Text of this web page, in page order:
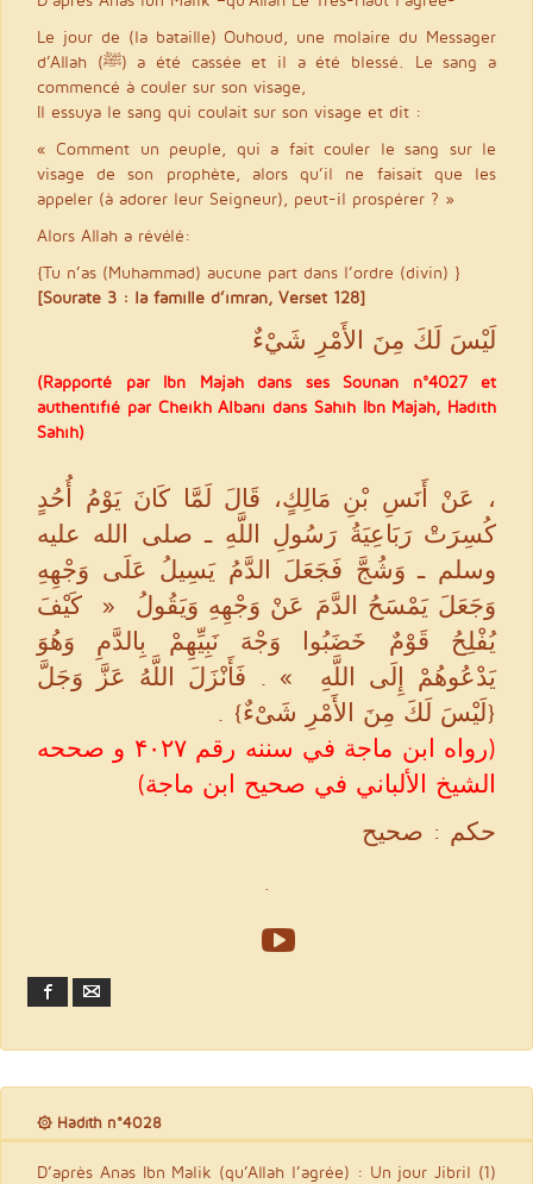
Le jour de (la bataille) Ouhoud, une molaire du Messager
d’Allah (ﷺ) a été cassée et il a été blessé. Le sang a
commencé à couler sur son visage,
Il essuya le sang qui coulait sur son visage et dit :
« Comment un peuple, qui a fait couler le sang sur le
visage de son prophète, alors qu’il ne faisait que les
appeler (à adorer leur Seigneur), peut-il prospérer ? »
Alors Allah a révélé:
{Tu n’as (Muhammad) aucune part dans l’ordre (divin) }
[Sourate 3 : la famille d’imran, Verset 128]
لَيْسَ لَكَ مِنَ الأَمْرِ شَيْءٌ
(Rapporté par Ibn Majah dans ses Sounan n°4027 et
authentifié par Cheikh Albani dans Sahîh Ibn Majah, Hadith
Sahîh)
، عَنْ أَنَسِ بْنِ مَالِكٍ، قَالَ لَمَّا كَانَ يَوْمُ أُحُدٍ
كُسِرَتْ رَبَاعِيَةُ رَسُولِ اللَّهِ ـ صلى الله عليه
وسلم ـ وَشُجَّ فَجَعَلَ الدَّمُ يَسِيلُ عَلَى وَجْهِهِ
وَجَعَلَ يَمْسَحُ الدَّمَ عَنْ وَجْهِهِ وَيَقُولُ ‏ « ‏ كَيْفَ
يُفْلِحُ قَوْمٌ خَضَبُوا وَجْهَ نَبِيِّهِمْ بِالدَّمِ وَهُوَ
يَدْعُوهُمْ إِلَى اللَّهِ ‏ »‏ ‏.‏ فَأَنْزَلَ اللَّهُ عَزَّ وَجَلَّ
‏{لَيْسَ لَكَ مِنَ الأَمْرِ شَىْءٌ}‏ ‏.‏
(رواه ابن ماجة في سننه رقم ۴۰۲۷ و صححه
الشيخ الألباني في صحيح ابن ماجة)
حكم : صحيح
Facebook
۞ Hadith n°4028
D’après Anas Ibn Malik (qu’Allah l’agrée) : Un jour Jibril (1)